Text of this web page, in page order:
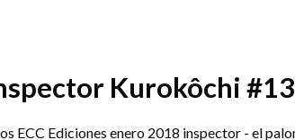
Kurokôchi #13